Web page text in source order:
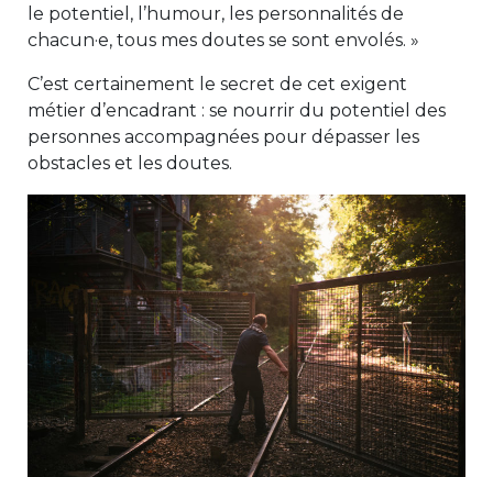
le potentiel, l’humour, les personnalités de
chacun·e, tous mes doutes se sont envolés. »
C’est certainement le secret de cet exigent
métier d’encadrant : se nourrir du potentiel des
personnes accompagnées pour dépasser les
obstacles et les doutes.